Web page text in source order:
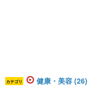
カテゴリ 健康・美容 (26)